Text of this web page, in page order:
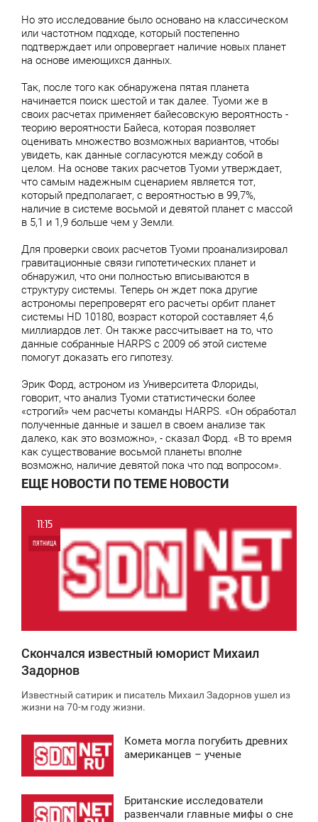
Но это исследование было основано на классическом
или частотном подходе, который постепенно
подтверждает или опровергает наличие новых планет
на основе имеющихся данных.
Так, после того как обнаружена пятая планета
начинается поиск шестой и так далее. Туоми же в
своих расчетах применяет байесовскую вероятность -
теорию вероятности Байеса, которая позволяет
оценивать множество возможных вариантов, чтобы
увидеть, как данные согласуются между собой в
целом. На основе таких расчетов Туоми утверждает,
что самым надежным сценарием является тот,
который предполагает, с вероятностью в 99,7%,
наличие в системе восьмой и девятой планет с массой
в 5,1 и 1,9 больше чем у Земли.
Для проверки своих расчетов Туоми проанализировал
гравитационные связи гипотетических планет и
обнаружил, что они полностью вписываются в
структуру системы. Теперь он ждет пока другие
астрономы перепроверят его расчеты орбит планет
системы HD 10180, возраст которой составляет 4,6
миллиардов лет. Он также рассчитывает на то, что
данные собранные HARPS с 2009 об этой системе
помогут доказать его гипотезу.
Эрик Форд, астроном из Университета Флориды,
говорит, что анализ Туоми статистически более
«строгий» чем расчеты команды HARPS. «Он обработал
полученные данные и зашел в своем анализе так
далеко, как это возможно», - сказал Форд. «В то время
как существование восьмой планеты вполне
возможно, наличие девятой пока что под вопросом».
ЕЩЕ НОВОСТИ ПО ТЕМЕ НОВОСТИ
11:15
ПЯТНИЦА
Скончался известный юморист Михаил
Задорнов
Известный сатирик и писатель Михаил Задорнов ушел из
жизни на 70-м году жизни.
Комета могла погубить древних
американцев – ученые
Британские исследователи
развенчали главные мифы о сне